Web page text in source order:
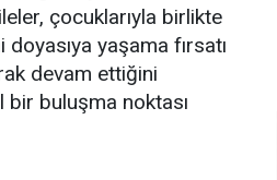
çocuklarıyla birlikte
yaşama fırsatı
devam ettiğini
buluşma noktası